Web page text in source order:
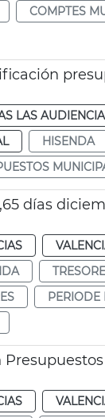
COMPTES
LAS
HISENDA
días
PERIODE